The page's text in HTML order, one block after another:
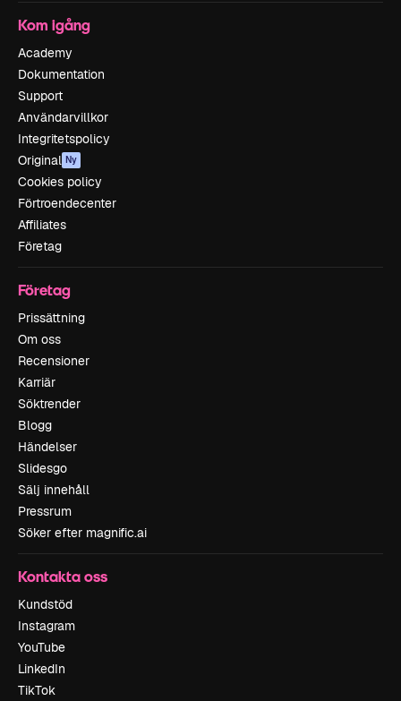
Kom igång
Academy
Dokumentation
Support
Användarvillkor
Integritetspolicy
Original Ny
Cookies policy
Förtroendecenter
Affiliates
Företag
Företag
Prissättning
Om oss
Recensioner
Karriär
Söktrender
Blogg
Händelser
Slidesgo
Sälj innehåll
Pressrum
Söker efter magnific.ai
Kontakta oss
Kundstöd
Instagram
YouTube
LinkedIn
TikTok